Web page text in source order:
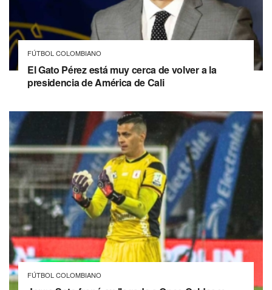
FÚTBOL COLOMBIANO
El Gato Pérez está muy cerca de volver a la
presidencia de América de Cali
FÚTBOL COLOMBIANO